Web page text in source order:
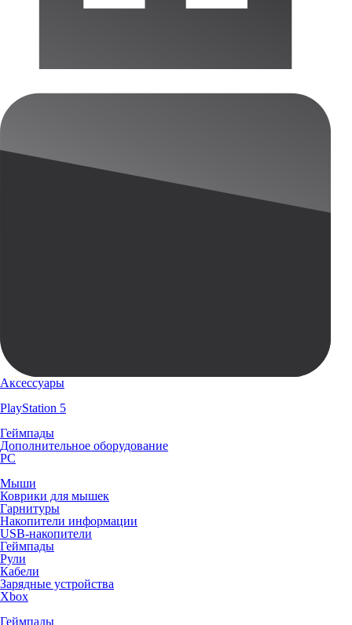
Аксессуары
PlayStation 5
Геймпады
Дополнительное оборудование
PC
Мыши
Коврики для мышек
Гарнитуры
Накопители информации
USB-накопители
Геймпады
Рули
Кабели
Зарядные устройства
Xbox
Геймпады